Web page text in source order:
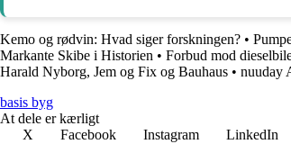
Kemo og rødvin: Hvad siger forskningen? •
Markante Skibe i Historien • Forbud mod
Harald Nyborg, Jem og Fix og Bauhaus • nuuday
basis byg
At dele er kærligt
X
Facebook Instagram LinkedIn